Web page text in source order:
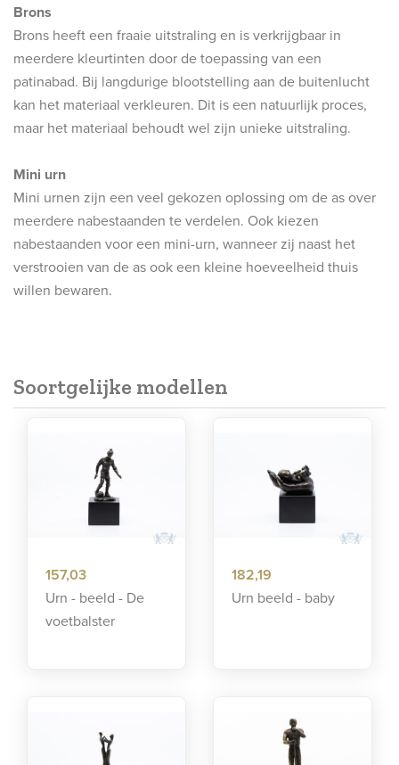
Brons
Brons heeft een fraaie uitstraling en is verkrijgbaar in
meerdere kleurtinten door de toepassing van een
patinabad. Bij langdurige blootstelling aan de buitenlucht
kan het materiaal verkleuren. Dit is een natuurlijk proces,
maar het materiaal behoudt wel zijn unieke uitstraling.
Mini urn
Mini urnen zijn een veel gekozen oplossing om de as over
meerdere nabestaanden te verdelen. Ook kiezen
nabestaanden voor een mini-urn, wanneer zij naast het
verstrooien van de as ook een kleine hoeveelheid thuis
willen bewaren.
Soortgelijke modellen
157,03
Urn - beeld - De
voetbalster
182,19
Urn beeld - baby